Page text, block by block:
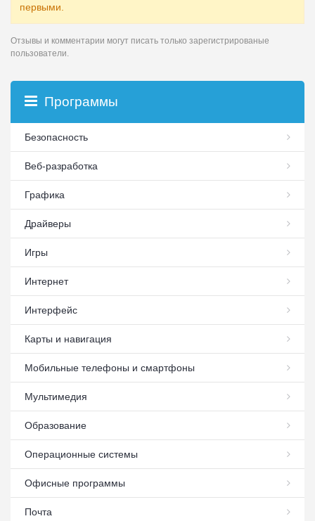
первыми.
Отзывы и комментарии могут писать только зарегистрированые
пользователи.
Программы
Безопасность
Веб-разработка
Графика
Драйверы
Игры
Интернет
Интерфейс
Карты и навигация
Мобильные телефоны и смартфоны
Мультимедия
Образование
Операционные системы
Офисные программы
Почта